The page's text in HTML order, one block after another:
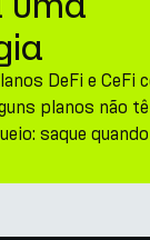
DeFi e CeFi
planos não
saque